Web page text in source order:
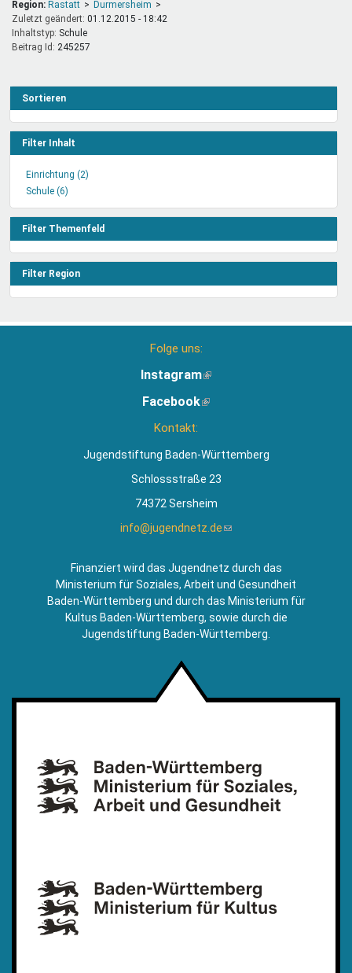
Region: Rastatt
Durmersheim
Zuletzt geändert: 01.12.2015 - 18:42
Inhaltstyp:
schule
Beitrag Id: 245257
Sortieren
Filter Inhalt
Einrichtung (2)
anwenden
Schule (6)
Filter
anwenden
Filter Themenfeld
Filter Region
Folge uns:
Instagram(Link
extern)
Facebook(Link
Kontakt:
Jugendstiftung Baden-Württemberg
Schlossstraße 23
74372 Sersheim
info@jugendnetz.de(Link
Mail)
Finanziert wird das Jugendnetz durch das
Ministerium für Soziales, Arbeit und Gesundheit
Baden-Württemberg und durch das Ministerium für
Kultus Baden-Württemberg, sowie durch die
Jugendstiftung Baden-Württemberg.